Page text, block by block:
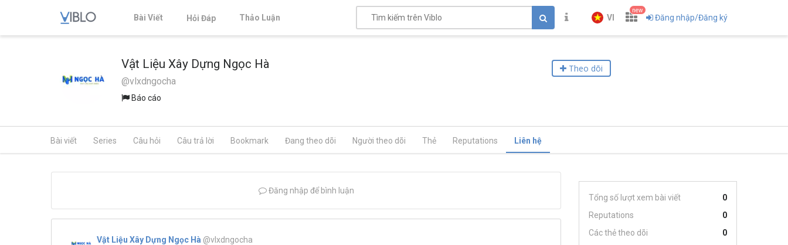
Bài Viết Hỏi Đáp Thảo Luận VI
new
Đăng nhập/Đăng ký
Vật Liệu Xây Dựng Ngọc Hà
@vlxdngocha
Báo cáo
Theo dõi
Bài viết Series Câu hỏi Câu trả lời Bookmark Đang theo dõi Người theo dõi Thẻ Reputations Liên hệ
Đăng nhập để bình luận
Vật Liệu Xây Dựng Ngọc Hà @vlxdngocha
Tổng số lượt xem bài viết
0
Reputations
0
Các thẻ theo dõi
0